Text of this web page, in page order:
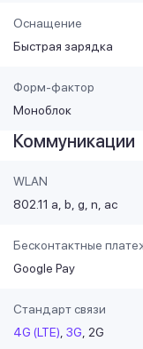
Оснащение
Быстрая зарядка
Форм-фактор
Моноблок
Коммуникации
WLAN
802.11 a b g n ac
Бесконтактные
Google Pay
Стандарт связи
4G (LTE) 3G 2G